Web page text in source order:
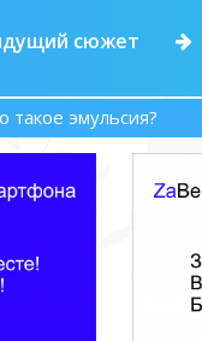
сюжет
такое эмульсия?